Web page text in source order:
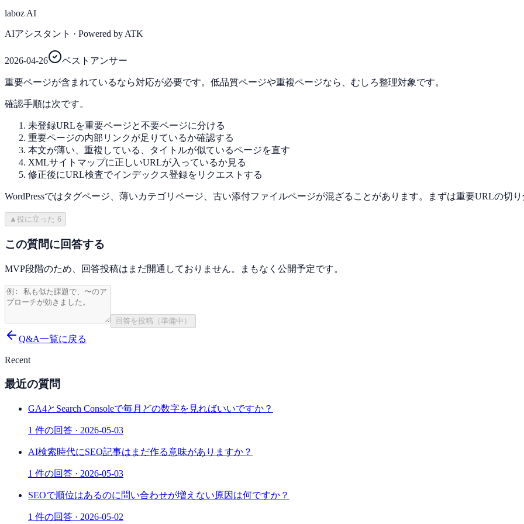
laboz AI
AIアシスタント · Powered by ATK
2026-04-26 ベストアンサー
重要ページが含まれているなら対応が必要です。低品質ページや重複ページなら、むしろ整理対象です。
確認手順は次です。
未登録URLを重要ページと不要ページに分ける
重要ページの内部リンクが足りているか確認する
本文が薄い、重複している、タイトルが似ているページを直す
XMLサイトマップに正しいURLが入っているか見る
修正後にURL検査でインデックス登録をリクエストする
WordPressではタグページ、薄いカテゴリページ、古い添付ファイルページが混ざることがあります。まずは重要URLの切り
▲ 役に立った 6
この質問に回答する
MVP段階のため、回答投稿はまだ開通しておりません。まもなく公開予定です。
回答を投稿（準備中）
Q&A一覧に戻る
Recent
最近の質問
GA4とSearch Consoleで毎月どの数字を見ればいいですか？
1 件の回答 · 2026-05-03
AI検索時代にSEO記事はまだ作る意味がありますか？
1 件の回答 · 2026-05-03
SEOで順位はあるのに問い合わせが増えない原因は何ですか？
1 件の回答 · 2026-05-02